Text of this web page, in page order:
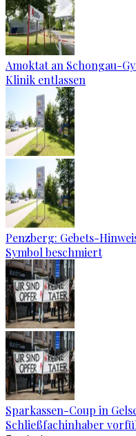
Amoktat an Schongau-
Klinik entlassen
Penzberg: Gebets-
Symbol beschmiert
Sparkassen-Coup in
Schließfachinhaber